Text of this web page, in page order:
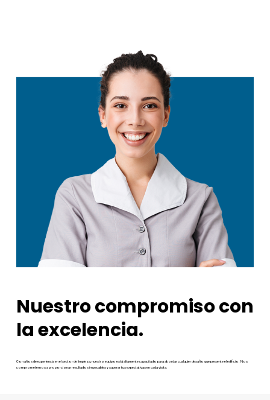
Nuestrocompromisocon
laexcelencia.
Con años de experiencia en el sector de limpieza, nuestro equipo está altamente capacitado para abordar cualquier desafío que presente el edificio. Nos
comprometemos a proporcionar resultados impecables y superar tus expectativas en cada visita.